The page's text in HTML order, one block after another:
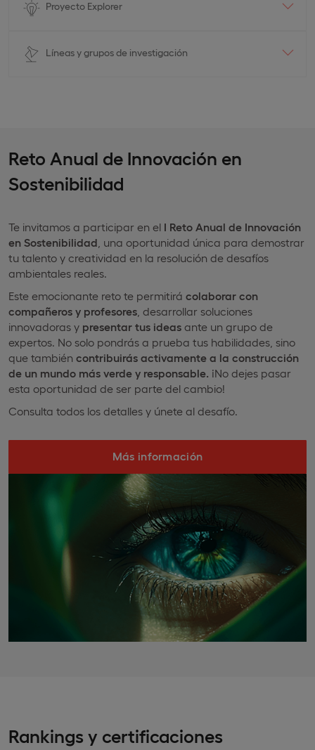
Proyecto Explorer
Líneas y grupos de investigación
Reto Anual de Innovación en
Sostenibilidad
Te invitamos a participar en el I Reto Anual de Innovación
en Sostenibilidad , una oportunidad única para demostrar
tu talento y creatividad en la resolución de desafíos
ambientales reales.
Este emocionante reto te permitirá colaborar con
compañeros y profesores , desarrollar soluciones
innovadoras y presentar tus ideas ante un grupo de
expertos. No solo pondrás a prueba tus habilidades, sino
que también contribuirás activamente a la construcción
de un mundo más verde y responsable. ¡No dejes pasar
esta oportunidad de ser parte del cambio!
Consulta todos los detalles y únete al desafío.
Más información
Rankings y certificaciones